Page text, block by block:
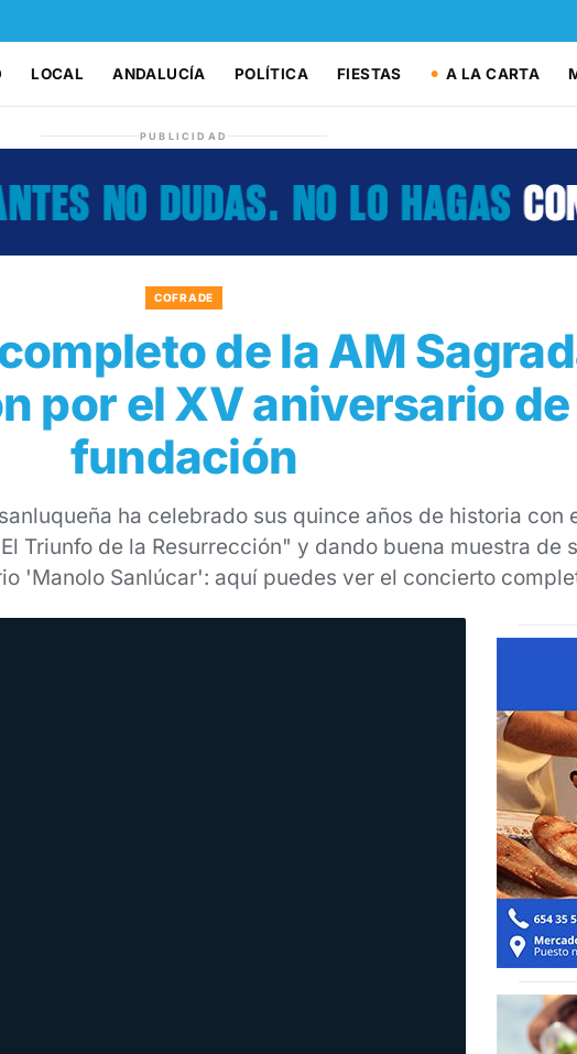
LOCAL ANDALUCÍA POLÍTICA FIESTAS A LA CARTA
PUBLICIDAD
COFRADE
de la AM
por el XV aniversario
fundación
ha celebrado sus quince años de historia con
Triunfo de la Resurrección" y dando buena muestra de
'Manolo Sanlúcar': aquí puedes ver el concierto